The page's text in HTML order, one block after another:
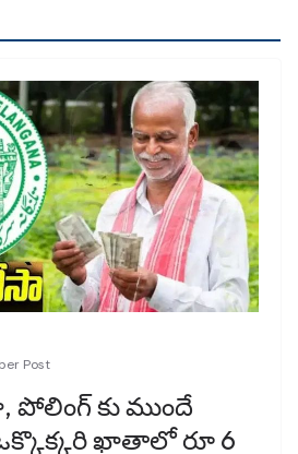
Post
పోలింగ్ కు ముందే
ఖాతాలో రూ 6